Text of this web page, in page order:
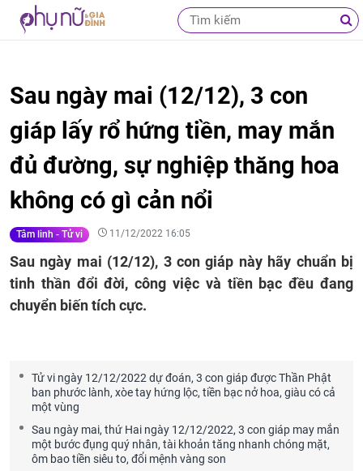
Sau ngày mai (12/12), 3 con
giáp lấy rổ hứng tiền, may mắn
đủ đường, sự nghiệp thăng hoa
không có gì cản nổi
Tâm linh - Tử vi 11/12/2022 16:05
Sau ngày mai (12/12), 3 con giáp này hãy chuẩn bị
tinh thần đổi đời, công việc và tiền bạc đều đang
chuyển biến tích cực.
Tử vi ngày 12/12/2022 dự đoán, 3 con giáp được Thần Phật
ban phước lành, xòe tay hứng lộc, tiền bạc nở hoa, giàu có cả
một vùng
Sau ngày mai, thứ Hai ngày 12/12/2022, 3 con giáp may mắn
một bước đụng quý nhân, tài khoản tăng nhanh chóng mặt,
ôm bao tiền siêu to, đổi mệnh vàng son